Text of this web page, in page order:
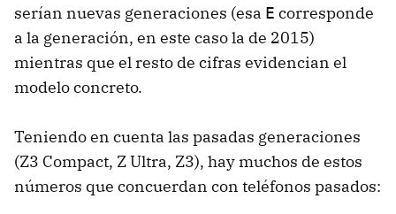
serían nuevas generaciones (esa E corresponde
a la generación, en este caso la de 2015)
mientras que el resto de cifras evidencian el
modelo concreto.
Teniendo en cuenta las pasadas generaciones
(Z3 Compact, Z Ultra, Z3), hay muchos de estos
números que concuerdan con teléfonos pasados: